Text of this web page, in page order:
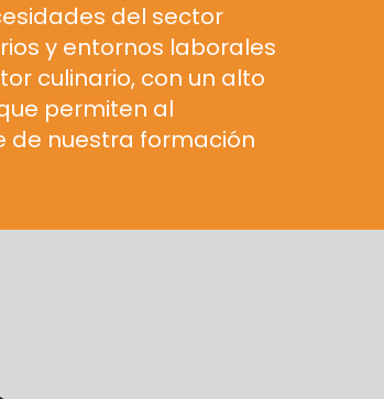
del sector
y entornos laborales
culinario, con un alto
permiten al
de nuestra formación